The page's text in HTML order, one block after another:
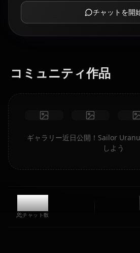
チャットを開
コミュニティ作品
ギャラリー近日公開！Sailor
しよう
11.9k
チャット数